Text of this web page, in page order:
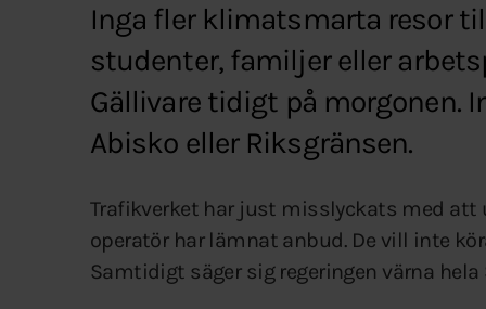
Inga fler klimatsmarta resor
studenter, familjer eller
Gällivare tidigt på morgonen.
Abisko eller Riksgränsen.
Trafikverket har just misslyckats med
operatör har lämnat anbud. De vill inte
Samtidigt säger sig regeringen värna